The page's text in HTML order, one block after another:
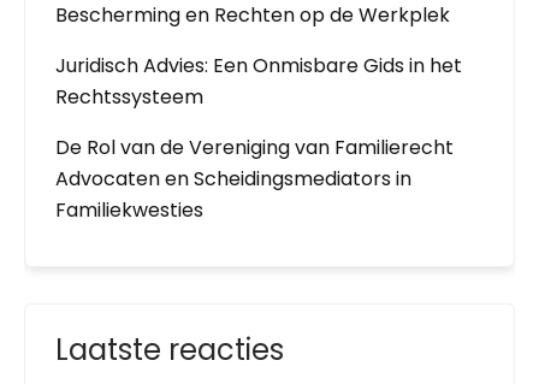
Bescherming en Rechten op de Werkplek
Juridisch Advies: Een Onmisbare Gids in het
Rechtssysteem
De Rol van de Vereniging van Familierecht
Advocaten en Scheidingsmediators in
Familiekwesties
Laatste reacties